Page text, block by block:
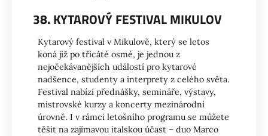
38. KYTAROVÝ FESTIVAL MIKULOV
Kytarový festival v Mikulově, který se letos
koná již po třicáté osmé, je jednou z
nejočekávanějších událostí pro kytarové
nadšence, studenty a interprety z celého světa.
Festival nabízí přednášky, semináře, výstavy,
mistrovské kurzy a koncerty mezinárodní
úrovně. I v rámci letošního programu se můžete
těšit na zajímavou italskou účast – duo Marco